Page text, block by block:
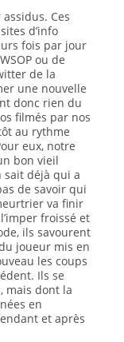
Ces
d’info
fois par jour
ou de
de la
une nouvelle
donc rien du
filmés par nos
au rythme
eux, notre
bon vieil
sait déjà qui a
de savoir qui
va finir
froissé et
ils savourent
joueur mis en
les coups
Ils se
mais dont la
en
et après